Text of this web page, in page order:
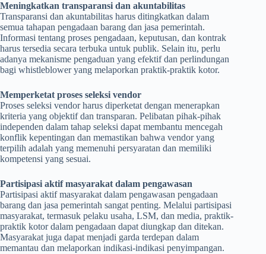
Meningkatkan transparansi dan akuntabilitas
Transparansi dan akuntabilitas harus ditingkatkan dalam
semua tahapan pengadaan barang dan jasa pemerintah.
Informasi tentang proses pengadaan, keputusan, dan kontrak
harus tersedia secara terbuka untuk publik. Selain itu, perlu
adanya mekanisme pengaduan yang efektif dan perlindungan
bagi whistleblower yang melaporkan praktik-praktik kotor.
Memperketat proses seleksi vendor
Proses seleksi vendor harus diperketat dengan menerapkan
kriteria yang objektif dan transparan. Pelibatan pihak-pihak
independen dalam tahap seleksi dapat membantu mencegah
konflik kepentingan dan memastikan bahwa vendor yang
terpilih adalah yang memenuhi persyaratan dan memiliki
kompetensi yang sesuai.
Partisipasi aktif masyarakat dalam pengawasan
Partisipasi aktif masyarakat dalam pengawasan pengadaan
barang dan jasa pemerintah sangat penting. Melalui partisipasi
masyarakat, termasuk pelaku usaha, LSM, dan media, praktik-
praktik kotor dalam pengadaan dapat diungkap dan ditekan.
Masyarakat juga dapat menjadi garda terdepan dalam
memantau dan melaporkan indikasi-indikasi penyimpangan.